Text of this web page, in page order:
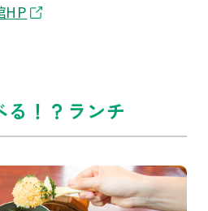
HP
る！？ランチ